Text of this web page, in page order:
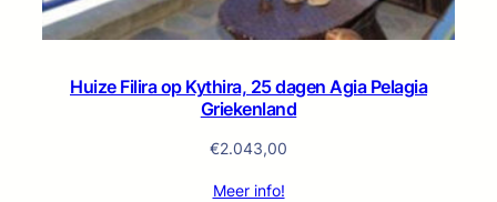
Huize Filira op Kythira, 25 dagen Agia Pelagia
Griekenland
€2.043,00
Meer info!